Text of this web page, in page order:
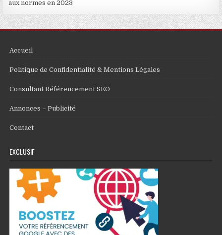
aux normes en 2023
Accueil
Politique de Confidentialité & Mentions Légales
Consultant Référencement SEO
Annonces – Publicité
Contact
EXCLUSIF